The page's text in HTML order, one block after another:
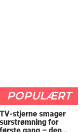
POPULÆRT
TV-stjerne smager
surstrømning for